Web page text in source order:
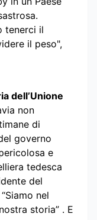
tenerci il
il peso",
dell’Unione
non
di
governo
e
tedesca
del
nel
storia” . E